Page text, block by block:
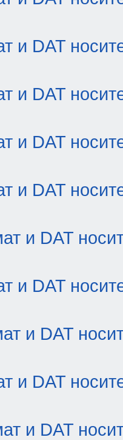
и DAT
и DAT
и DAT
и DAT
и DAT
и DAT
и DAT
и DAT
и DAT